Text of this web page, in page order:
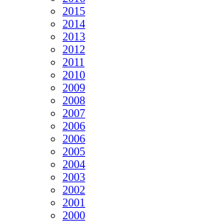
2015
2014
2013
2012
2011
2010
2009
2008
2007
2006
2006
2005
2004
2003
2002
2001
2000